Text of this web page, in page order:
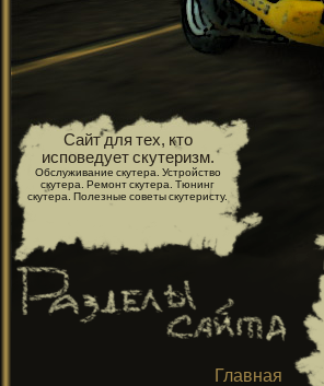
Сайт для тех, кто
исповедует скутеризм.
Обслуживание скутера. Устройство
скутера. Ремонт скутера. Тюнинг
скутера. Полезные советы скутеристу.
Главная